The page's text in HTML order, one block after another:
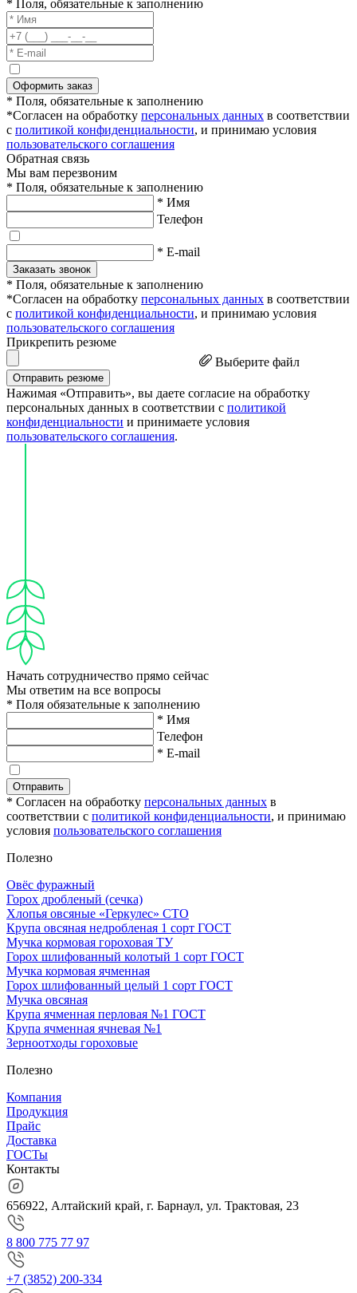
* Поля, обязательные к заполнению
Оформить заказ
* Поля, обязательные к заполнению
*Согласен на обработку персональных данных в соответствии
с политикой конфиденциальности, и принимаю условия
пользовательского соглашения
Обратная связь
Мы вам перезвоним
* Поля, обязательные к заполнению
* Имя
Телефон
* E-mail
Заказать звонок
* Поля, обязательные к заполнению
*Согласен на обработку персональных данных в соответствии
с политикой конфиденциальности, и принимаю условия
пользовательского соглашения
Прикрепить резюме
Выберите файл
Отправить резюме
Нажимая «Отправить», вы даете согласие на обработку
персональных данных в соответствии с политикой
конфиденциальности и принимаете условия
пользовательского соглашения.
Начать сотрудничество прямо сейчас
Мы ответим на все вопросы
* Поля обязательные к заполнению
* Имя
Телефон
* E-mail
Отправить
* Согласен на обработку персональных данных в
соответствии с политикой конфиденциальности, и принимаю
условия пользовательского соглашения
Полезно
Овёс фуражный
Горох дробленый (сечка)
Хлопья овсяные «Геркулес» СТО
Крупа овсяная недробленая 1 сорт ГОСТ
Мучка кормовая гороховая ТУ
Горох шлифованный колотый 1 сорт ГОСТ
Мучка кормовая ячменная
Горох шлифованный целый 1 сорт ГОСТ
Мучка овсяная
Крупа ячменная перловая №1 ГОСТ
Крупа ячменная ячневая №1
Зерноотходы гороховые
Полезно
Компания
Продукция
Прайс
Доставка
ГОСТы
Контакты
656922, Алтайский край, г. Барнаул, ул. Трактовая, 23
8 800 775 77 97
+7 (3852) 200-334